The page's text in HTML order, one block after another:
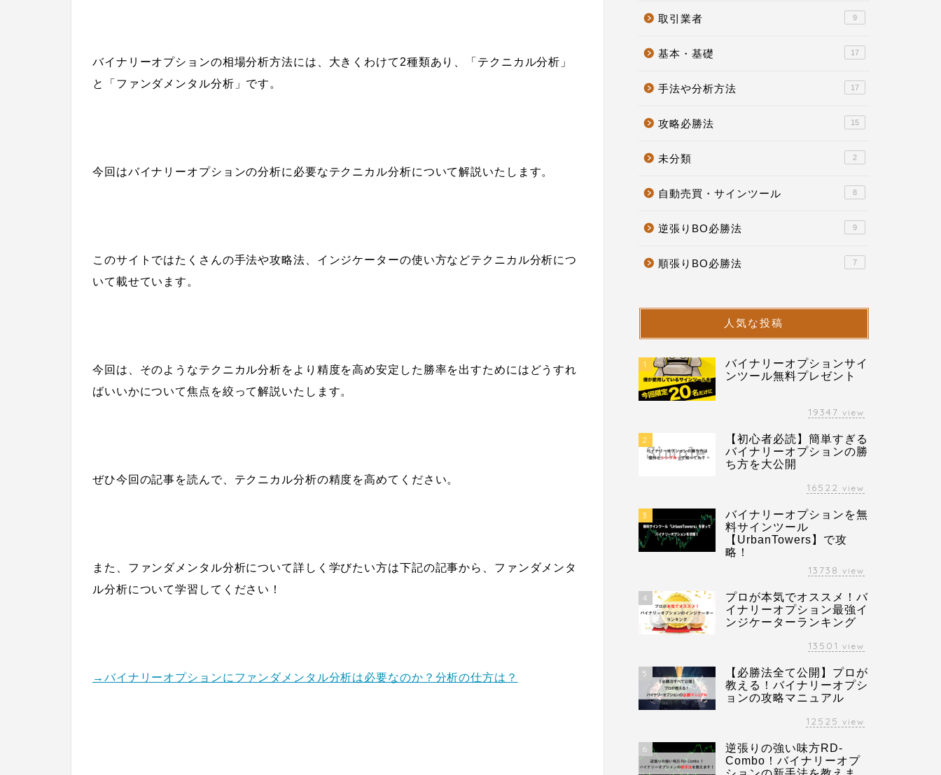
バイナリーオプションの相場分析方法には、大きくわけて2種類あり、「テクニカル分析」
と「ファンダメンタル分析」です。
今回はバイナリーオプションの分析に必要なテクニカル分析について解説いたします。
このサイトではたくさんの手法や攻略法、インジケーターの使い方などテクニカル分析につ
いて載せています。
今回は、そのようなテクニカル分析をより精度を高め安定した勝率を出すためにはどうすれ
ばいいかについて焦点を絞って解説いたします。
ぜひ今回の記事を読んで、テクニカル分析の精度を高めてください。
また、ファンダメンタル分析について詳しく学びたい方は下記の記事から、ファンダメンタ
ル分析について学習してください！
→バイナリーオプションにファンダメンタル分析は必要なのか？分析の仕方は？
取引業者 9
基本・基礎 17
手法や分析方法 17
攻略必勝法 15
未分類 2
自動売買・サインツール 8
逆張りBO必勝法 9
順張りBO必勝法 7
人気な投稿
1
バイナリーオプションサイ
ンツール無料プレゼント
19347 view
2
【初心者必読】簡単すぎる
バイナリーオプションの勝
ち方を大公開
16522 view
3
バイナリーオプションを無
料サインツール
【UrbanTowers】で攻
略！
13738 view
4
プロが本気でオススメ！バ
イナリーオプション最強イ
ンジケーターランキング
13501 view
5
【必勝法全て公開】プロが
教える！バイナリーオプシ
ョンの攻略マニュアル
12525 view
6
逆張りの強い味方RD-
Combo！バイナリーオプ